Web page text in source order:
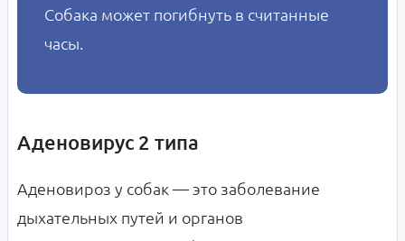
Собака может погибнуть в считанные
часы.
Аденовирус 2 типа
Аденовироз у собак — это заболевание
дыхательных путей и органов